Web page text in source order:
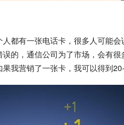
都有一张电话卡，很多人可能
的，通信公司为了市场，会有很
我营销了一张卡，我可以得到20-